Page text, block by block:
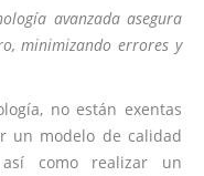
avanzada asegura
minimizando errores y
no están exentas
un modelo de calidad
como realizar un